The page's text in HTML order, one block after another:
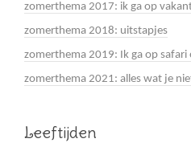
zomerthema 2017: ik ga op
zomerthema 2018: uitstapjes
zomerthema 2019: Ik ga op safari
zomerthema 2021: alles wat je
Leeftijden